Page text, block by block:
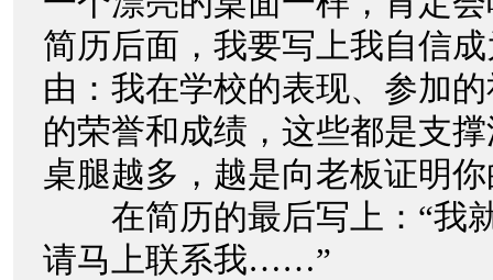
简历后面，我要写上我自信
由：我在学校的表现、参加
的荣誉和成绩，这些都是支
桌腿越多，越是向老板证明
在简历的最后写上：“我
请马上联系我……”